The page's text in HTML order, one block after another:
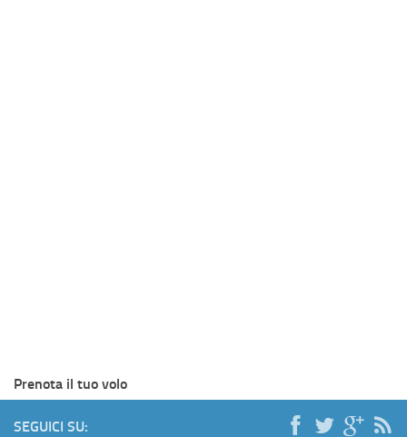
Prenota il tuo volo
SEGUICI SU: